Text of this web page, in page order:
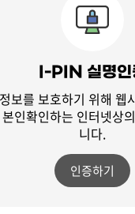
I-PIN 실명인
보를 보호하기 위해 웹
본인확인하는 인터넷상
니다.
인증하기